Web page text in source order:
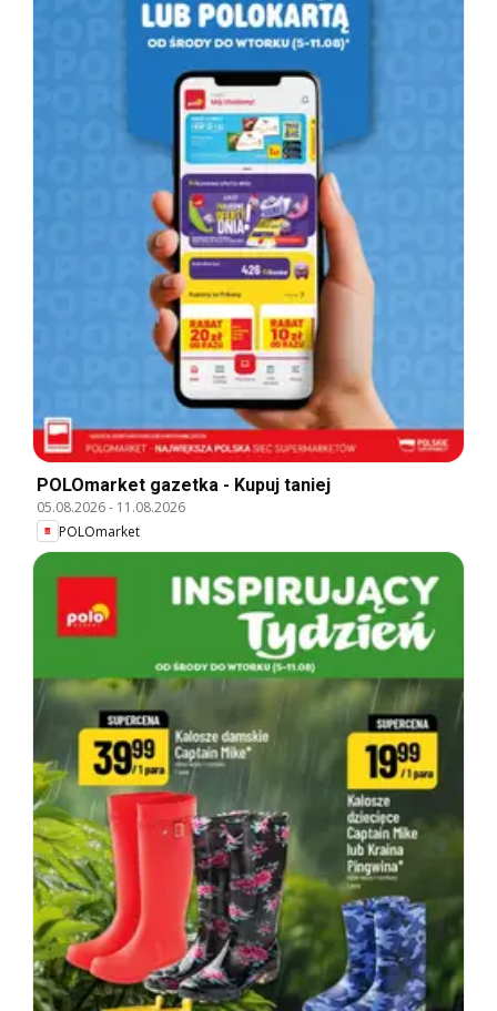
POLOmarket gazetka - Kupuj taniej
05.08.2026- 11.08.2026
POLOmarket